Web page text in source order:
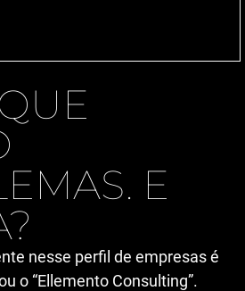
E
nesse perfil de empresas é
o “Ellemento Consulting”.